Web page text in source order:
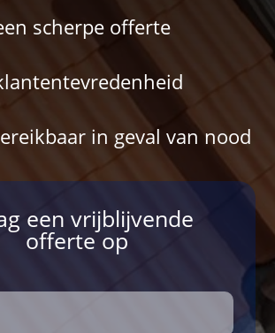
scherpe offerte
in geval van nood
een vrijblijvende
offerte op